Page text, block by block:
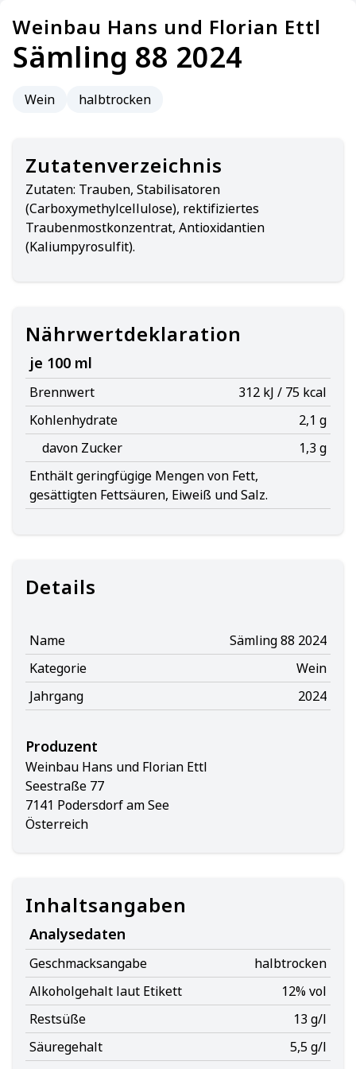
Weinbau Hans und Florian Ettl
Sämling 88 2024
Wein halbtrocken
Zutatenverzeichnis
Zutaten: Trauben, Stabilisatoren
(Carboxymethylcellulose), rektifiziertes
Traubenmostkonzentrat, Antioxidantien
(Kaliumpyrosulfit).
Nährwertdeklaration
je 100 ml
Brennwert
312 kJ / 75 kcal
Kohlenhydrate
2,1 g
davon Zucker
1,3 g
Enthält geringfügige Mengen von Fett,
gesättigten Fettsäuren, Eiweiß und Salz.
Details
Name
Sämling 88 2024
Kategorie
Wein
Jahrgang
2024
Produzent
Weinbau Hans und Florian Ettl
Seestraße 77
7141 Podersdorf am See
Österreich
Inhaltsangaben
Analysedaten
Geschmacksangabe
halbtrocken
Alkoholgehalt laut Etikett
12% vol
Restsüße
13 g/l
Säuregehalt
5,5 g/l